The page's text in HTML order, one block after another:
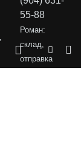
55-88
Роман:
склад,
отправка